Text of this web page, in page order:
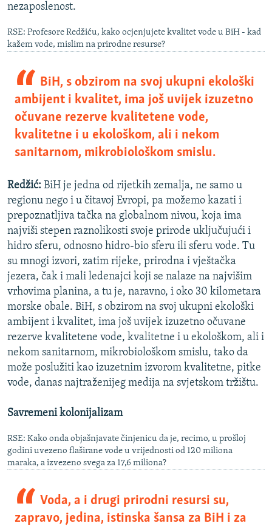
nezaposlenost.
RSE: Profesore Redžiću, kako ocjenjujete kvalitet vode u BiH - kad
kažem vode, mislim na prirodne resurse?
BiH, s obzirom na svoj ukupni ekološki
ambijent i kvalitet, ima još uvijek izuzetno
očuvane rezerve kvalitetene vode,
kvalitetne i u ekološkom, ali i nekom
sanitarnom, mikrobiološkom smislu.
Redžić: BiH je jedna od rijetkih zemalja, ne samo u
regionu nego i u čitavoj Evropi, pa možemo kazati i
prepoznatljiva tačka na globalnom nivou, koja ima
najviši stepen raznolikosti svoje prirode uključujući i
hidro sferu, odnosno hidro-bio sferu ili sferu vode. Tu
su mnogi izvori, zatim rijeke, prirodna i vještačka
jezera, čak i mali ledenajci koji se nalaze na najvišim
vrhovima planina, a tu je, naravno, i oko 30 kilometara
morske obale. BiH, s obzirom na svoj ukupni ekološki
ambijent i kvalitet, ima još uvijek izuzetno očuvane
rezerve kvalitetene vode, kvalitetne i u ekološkom, ali i
nekom sanitarnom, mikrobiološkom smislu, tako da
može poslužiti kao izuzetnim izvorom kvalitetne, pitke
vode, danas najtraženijeg medija na svjetskom tržištu.
Savremeni kolonijalizam
RSE: Kako onda objašnjavate činjenicu da je, recimo, u prošloj
godini uvezeno flaširane vode u vrijednosti od 120 miliona
maraka, a izvezeno svega za 17,6 miliona?
Voda, a i drugi prirodni resursi su,
zapravo, jedina, istinska šansa za BiH i za